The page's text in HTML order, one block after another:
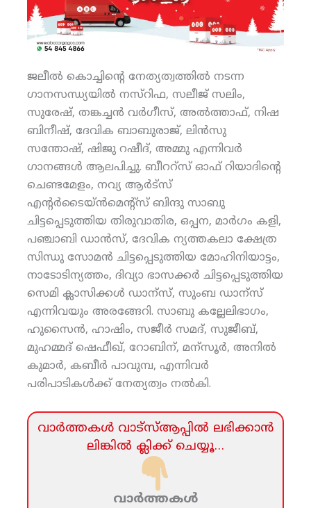
ജലീല്‍ കൊച്ചിന്റെ നേത്യത്വത്തില്‍ നടന്ന
ഗാനസന്ധ്യയില്‍ നസ്‌റിഫ, സലീജ് സലിം,
സുരേഷ്, തങ്കച്ചന്‍ വര്‍ഗീസ്, അല്‍ത്താഫ്, നിഷ
ബിനീഷ്, ദേവിക ബാബുരാജ്, ലിന്‍സു
സന്തോഷ്, ഷിജു റഷീദ്, അമ്മു എന്നിവര്‍
ഗാനങ്ങള്‍ ആലപിച്ചു. ബീററ്‌സ് ഓഫ് റിയാദിന്റെ
ചെണ്ടമേളം, നവ്യ ആര്‍ട്‌സ്
എന്റര്‍ടൈയ്ന്‍മെന്റ്‌സ് ബിന്ദു സാബു
ചിട്ടപ്പെടുത്തിയ തിരുവാതിര, ഒപ്പന, മാര്‍ഗം കളി,
പഞ്ചാബി ഡാന്‍സ്, ദേവിക ന്യത്തകലാ ക്ഷേത്ര
സിന്ധു സോമന്‍ ചിട്ടപ്പെടുത്തിയ മോഹിനിയാട്ടം,
നാടോടിന്യത്തം, ദിവ്യാ ഭാസക്കര്‍ ചിട്ടപ്പെടുത്തിയ
സെമി ക്ലാസിക്കള്‍ ഡാന്‌സ്, സുംബ ഡാന്‌സ്
എന്നിവയും അരങ്ങേറി. സാബു കല്ലേലിഭാഗം,
ഹുസൈന്‍, ഹാഷിം, സജീര്‍ സമദ്, സുജീബ്,
മുഹമ്മദ് ഷെഫീഖ്, റോബിന്, മന്‌സൂര്‍, അനില്‍
കുമാര്‍, കബീര്‍ പാവുമ്പ, എന്നിവര്‍
പരിപാടികള്‍ക്ക് നേത്യത്വം നല്‍കി.
വാര്‍ത്തകള്‍ വാട്‌സ്‌ആപ്പില്‍ ലഭിക്കാന്‍
ലിങ്കില്‍ ക്ലിക്ക്‌ ചെയ്യൂ…
വാര്‍ത്തകള്‍